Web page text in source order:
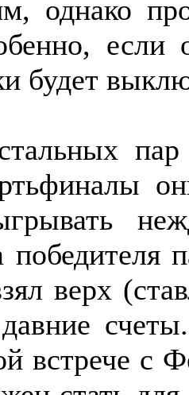
однако
если
будет
верх
встрече с